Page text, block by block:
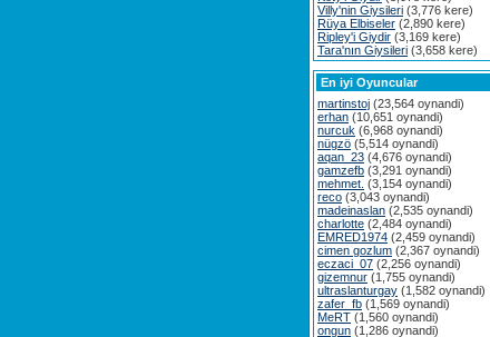
Villy'nin Giysileri (3,776 kere)
Rüya Elbiseler (2,890 kere)
Ripley'i Giydir (3,169 kere)
Tara'nın Giysileri (3,658 kere)
En iyi Oyuncular
martinstoj (23,564 oynandi)
erhan (10,651 oynandi)
nurcuk (6,968 oynandi)
nügzö (5,514 oynandi)
aqan_23 (4,676 oynandi)
gamzefb (3,291 oynandi)
mehmet. (3,154 oynandi)
reco (3,043 oynandi)
madeinaslan (2,535 oynandi)
charlotte (2,484 oynandi)
EMRED1974 (2,459 oynandi)
cimen gozlum (2,367 oynandi)
eczaci_07 (2,256 oynandi)
gizemnur (1,755 oynandi)
ultraslanturgay (1,582 oynandi)
zafer_fb (1,569 oynandi)
MeRT (1,560 oynandi)
ongun (1,286 oynandi)